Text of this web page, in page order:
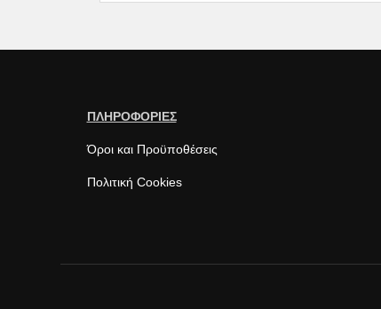
ΠΛΗΡΟΦΟΡΙΕΣ
Όροι και Προϋποθέσεις
Πολιτική Cookies